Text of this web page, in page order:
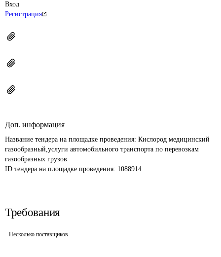
Вход
Регистрация
Доп. информация
Название тендера на площадке проведения: Кислород медицинский
газообразный,услуги автомобильного транспорта по перевозкам
газообразных грузов
ID тендера на площадке проведения: 1088914
Требования
Несколько поставщиков